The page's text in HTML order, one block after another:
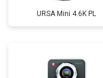
URSA Mini 4.6K PL